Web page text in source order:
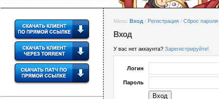
Menu: Вход / Регистрация / Сброс пароля
Вход
У вас нет аккаунта? Зарегистрируйте!
Логин
Пароль